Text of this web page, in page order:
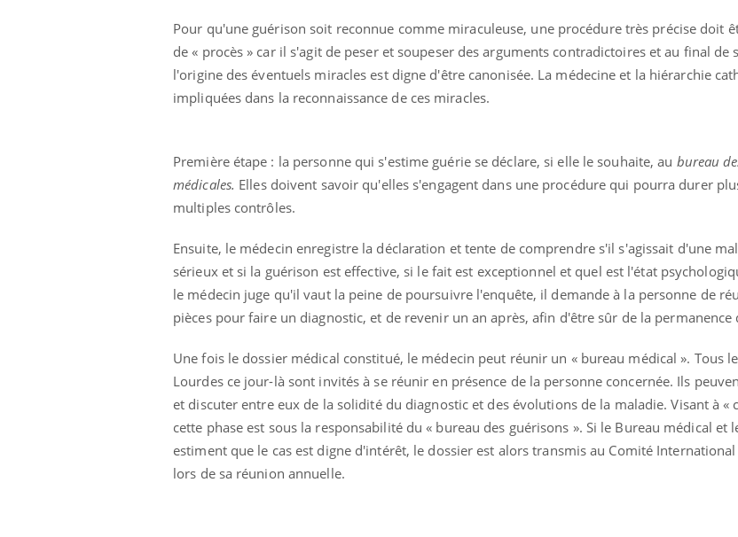
Pour qu'une guérison soit reconnue comme miraculeuse, une procédure très précise doit
de « procès » car il s'agit de peser et soupeser des arguments contradictoires et au final de
l'origine des éventuels miracles est digne d'être canonisée. La médecine et la hiérarchie
impliquées dans la reconnaissance de ces miracles.
Première étape : la personne qui s'estime guérie se déclare, si elle le souhaite, au bureau
médicales. Elles doivent savoir qu'elles s'engagent dans une procédure qui pourra durer
multiples contrôles.
Ensuite, le médecin enregistre la déclaration et tente de comprendre s'il s'agissait d'une
sérieux et si la guérison est effective, si le fait est exceptionnel et quel est l'état
le médecin juge qu'il vaut la peine de poursuivre l'enquête, il demande à la personne de
pièces pour faire un diagnostic, et de revenir un an après, afin d'être sûr de la permanence
Une fois le dossier médical constitué, le médecin peut réunir un « bureau médical ». Tous
Lourdes ce jour-là sont invités à se réunir en présence de la personne concernée. Ils
et discuter entre eux de la solidité du diagnostic et des évolutions de la maladie. Visant à «
cette phase est sous la responsabilité du « bureau des guérisons ». Si le Bureau médical et
estiment que le cas est digne d'intérêt, le dossier est alors transmis au Comité International
lors de sa réunion annuelle.
Toujours connectés :
comment le travail
empiète de plus en plus
sur nos soirées
Les médicaments GLP-1
protègent-ils aussi les os
?